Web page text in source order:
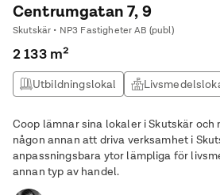
Centrumgatan 7, 9
Skutskär • NP3 Fastigheter AB (publ)
2 133 m²
Utbildningslokal
Coop lämnar sina lokaler i Skutskär
någon annan att driva verksamhet i
anpassningsbara ytor lämpliga för
annan typ av handel.